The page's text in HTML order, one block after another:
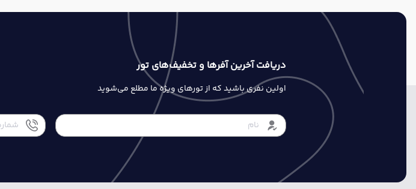
دریافت آخرین آفرها و تخفیف‌های تور
اولین نفری باشید که از تورهای ویژه ما مطلع می‌شوید